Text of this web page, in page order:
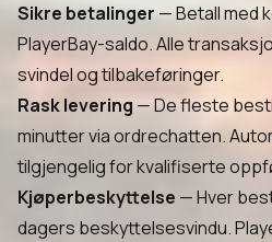
Sikre betalinger — Betall med
PlayerBay-saldo. Alle
svindel og tilbakeføringer.
Rask levering — De fleste
minutter via ordrechatten.
tilgjengelig for kvalifiserte
Kjøperbeskyttelse — Hver
dagers beskyttelsesvindu.